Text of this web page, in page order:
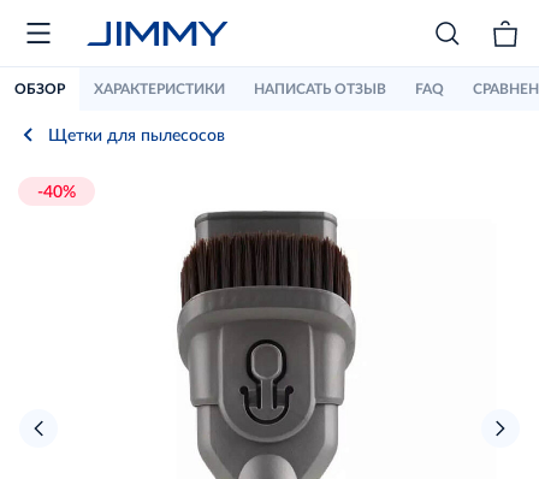
ОБЗОР ХАРАКТЕРИСТИКИ НАПИСАТЬ ОТЗЫВ FAQ
Щетки для пылесосов
‹ ›
-40%